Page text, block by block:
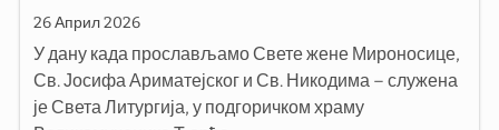
26 Април 2026
У дану када прослављамо Свете жене Мироносице,
Св. Јосифа Ариматејског и Св. Никодима – служена
је Света Литургија, у подгоричком храму